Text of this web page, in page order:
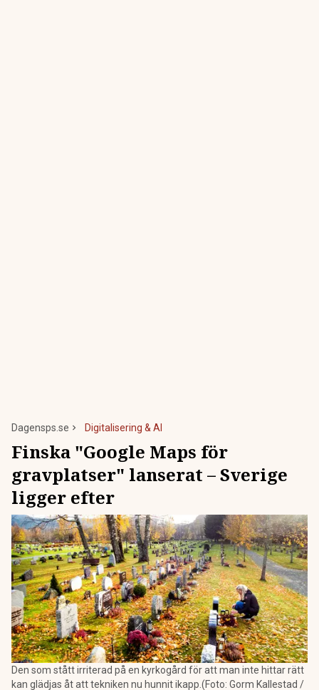
Dagensps.se Digitalisering & AI
Finska "Google Maps för
gravplatser" lanserat – Sverige
ligger efter
Den som stått irriterad på en kyrkogård för att man inte hittar rätt
kan glädjas åt att tekniken nu hunnit ikapp.(Foto: Gorm Kallestad /